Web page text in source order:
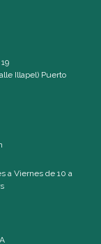
Illapel) Puerto
a Viernes de 10 a